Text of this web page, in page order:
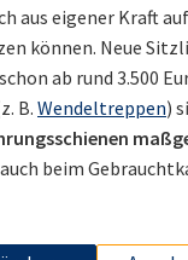
aus eigener Kraft
können. Neue
ab rund 3.500
B. Wendeltreppen)
beim